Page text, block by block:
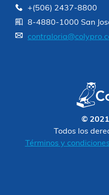
+(506) 2437-8800
8-4880-1000 San
©
Todos los
Términos y condiciones